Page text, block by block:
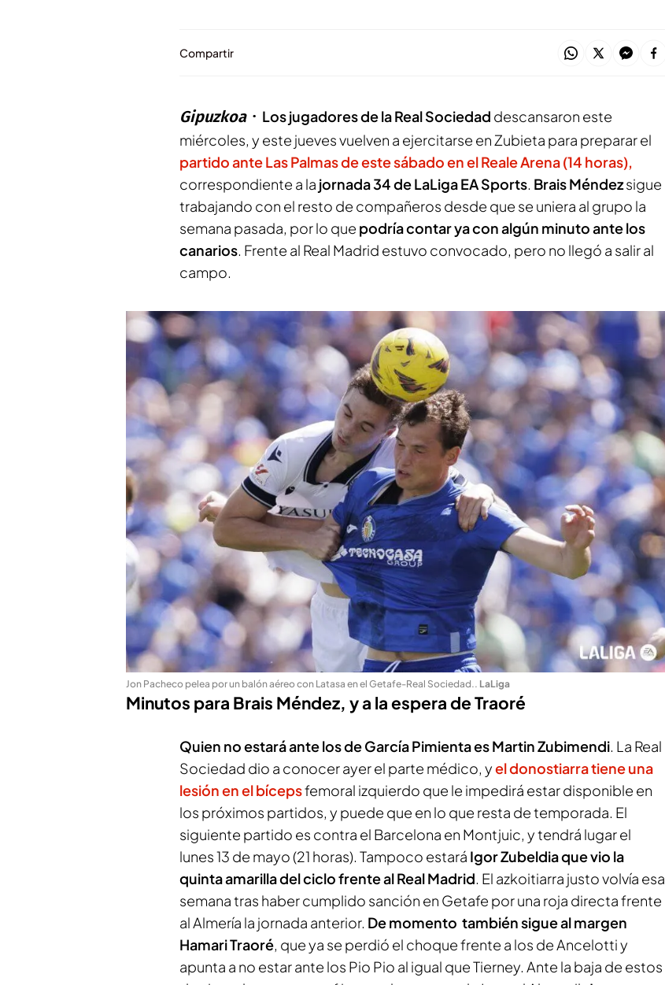
Compartir
Gipuzkoa Los jugadores de la Real Sociedad descansaron este
miércoles, y este jueves vuelven a ejercitarse en Zubieta para preparar el
partido ante Las Palmas de este sábado en el Reale Arena (14 horas),
correspondiente a la jornada 34 de LaLiga EA Sports. Brais Méndezsigue
trabajando con el resto de compañeros desde que se uniera al grupo la
semana pasada, por lo que podría contar ya con algún minuto ante los
canarios. Frente al Real Madrid estuvo convocado, pero no llegó a salir al
campo.
Jon Pacheco pelea por un balón aéreo con Latasa en el Getafe-Real Sociedad.. LaLiga
Minutos para Brais Méndez, y a la espera de Traoré
Quien no estará ante los de García Pimienta es Martin Zubimendi. La Real
Sociedad dio a conocer ayer el parte médico, yel donostiarra tiene una
lesión en el bícepsfemoral izquierdo que le impedirá estar disponible en
los próximos partidos, y puede que en lo que resta de temporada. El
siguiente partido es contra el Barcelona en Montjuic, y tendrá lugar el
lunes 13 de mayo (21 horas). Tampoco estará Igor Zubeldia que vio la
quinta amarilla del ciclo frente al Real Madrid. El azkoitiarra justo volvía esa
semana tras haber cumplido sanción en Getafe por una roja directa frente
al Almería la jornada anterior. De momento también sigue al margen
Hamari Traoré, que ya se perdió el choque frente a los de Ancelotti y
apunta a no estar ante los Pio Pio al igual que Tierney. Ante la baja de estos